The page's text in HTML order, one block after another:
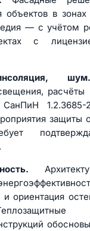
объектов в
— с учётом
с
шум.
1.2.3685-
ориентация